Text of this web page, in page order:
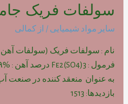
سولفات فریک
سایر مواد شیمیایی / از کمالی
نام : سولفات فریک (سولفات
به عنوان منعقد کننده در صنعت
بازدیدها: 1513